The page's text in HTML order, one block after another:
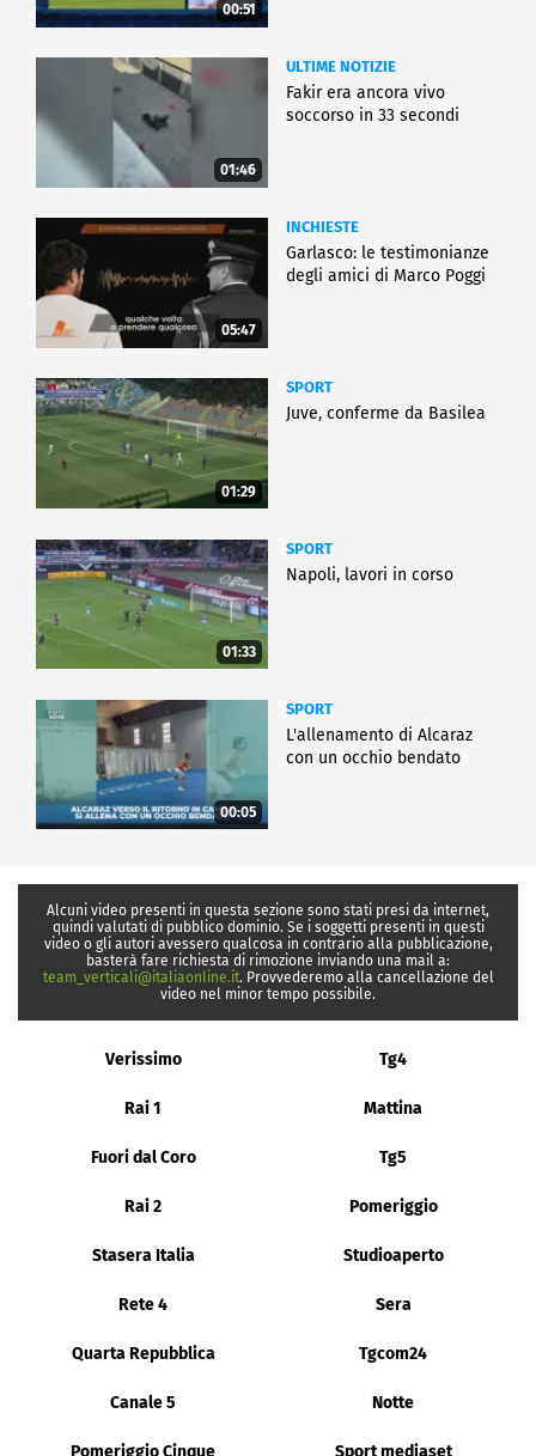
00:51
01:46
ULTIME NOTIZIE
Fakir era ancora vivo
soccorso in 33 secondi
05:47
INCHIESTE
Garlasco: le testimonianze
degli amici di Marco Poggi
01:29
SPORT
Juve, conferme da Basilea
01:33
SPORT
Napoli, lavori in corso
00:05
SPORT
L'allenamento di Alcaraz
con un occhio bendato
Alcuni video presenti in questa sezione sono stati presi da internet,
quindi valutati di pubblico dominio. Se i soggetti presenti in questi
video o gli autori avessero qualcosa in contrario alla pubblicazione,
basterà fare richiesta di rimozione inviando una mail a:
team_verticali@italiaonline.it. Provvederemo alla cancellazione del
video nel minor tempo possibile.
Verissimo Tg4
Rai 1 Mattina
Fuori dal Coro Tg5
Rai 2 Pomeriggio
Stasera Italia Studioaperto
Rete 4 Sera
Quarta Repubblica Tgcom24
Canale 5 Notte
Pomeriggio Cinque Sport mediaset